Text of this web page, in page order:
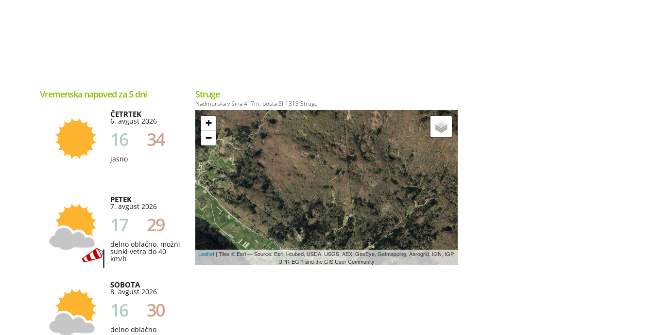
Vremenska napoved za 5 dni
ČETRTEK
6. avgust 2026
16 34
jasno
PETEK
7. avgust 2026
17 29
delno oblačno, možni
sunki vetra do 40
km/h
SOBOTA
8. avgust 2026
16 30
delno oblačno
Struge
Nadmorska višina 417m, pošta SI-1313 Struge
+
−
Leaflet | Tiles © Esri — Source: Esri, i-cubed, USDA, USGS, AEX, GeoEye, Getmapping, Aerogrid, IGN, IGP,
UPR-EGP, and the GIS User Community